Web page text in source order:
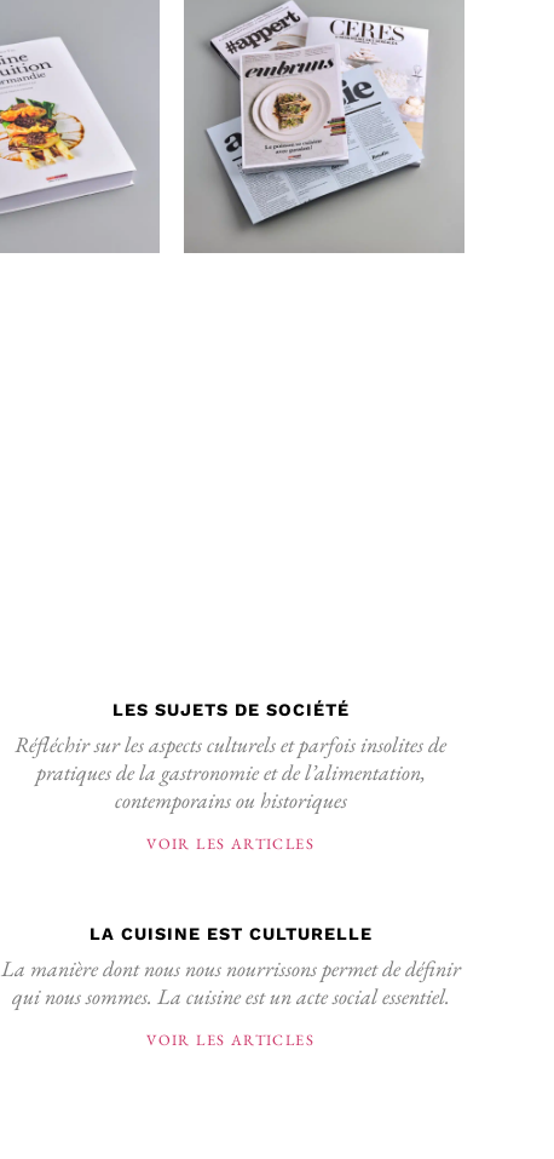
LES SUJETS DE SOCIÉTÉ
Réfléchir sur les aspects culturels et parfois insolites de
pratiques de la gastronomie et de l’alimentation,
contemporains ou historiques
VOIR LES ARTICLES
LA CUISINE EST CULTURELLE
La manière dont nous nous nourrissons permet de définir
qui nous sommes. La cuisine est un acte social essentiel.
VOIR LES ARTICLES